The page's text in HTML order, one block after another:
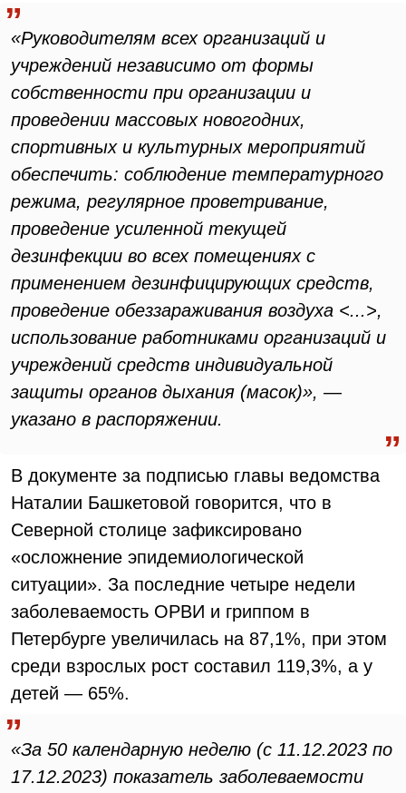
«Руководителям всех организаций и
учреждений независимо от формы
собственности при организации и
проведении массовых новогодних,
спортивных и культурных мероприятий
обеспечить: соблюдение температурного
режима, регулярное проветривание,
проведение усиленной текущей
дезинфекции во всех помещениях с
применением дезинфицирующих средств,
проведение обеззараживания воздуха <...>,
использование работниками организаций и
учреждений средств индивидуальной
защиты органов дыхания (масок)», —
указано в распоряжении.
В документе за подписью главы ведомства
Наталии Башкетовой говорится, что в
Северной столице зафиксировано
«осложнение эпидемиологической
ситуации». За последние четыре недели
заболеваемость ОРВИ и гриппом в
Петербурге увеличилась на 87,1%, при этом
среди взрослых рост составил 119,3%, а у
детей — 65%.
«За 50 календарную неделю (с 11.12.2023 по
17.12.2023) показатель заболеваемости